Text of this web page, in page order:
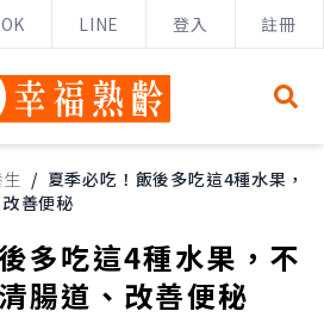
LINE 登入 註冊
/ 夏季必吃！飯後多吃這4種水果，
善便秘
多吃這4種水果，不
腸道、改善便秘